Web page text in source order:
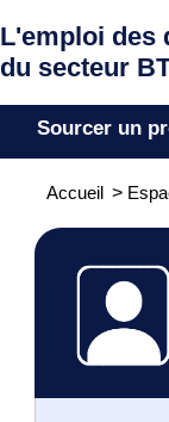
L'emploi des
du secteur
Sourcer un
Accueil >